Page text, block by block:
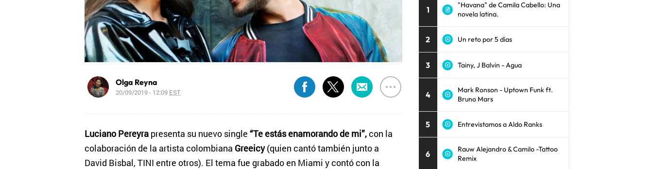
Olga Reyna
20/09/2019 - 12:09 EST
Luciano Pereyrapresenta su nuevo single “Te estás enamorando de mi”,con la
colaboración de la artista colombiana Greeicy(quien cantó también junto a
David Bisbal, TINI entre otros). El tema fue grabado en Miami y contó con la
1
"Havana" de Camila Cabello: Una
novela latina.
2 Un reto por 5 días
3 Tainy, J Balvin - Agua
4
Mark Ronson - Uptown Funk ft.
Bruno Mars
5 Entrevistamos a Aldo Ranks
6
Rauw Alejandro & Camilo -Tattoo
Remix